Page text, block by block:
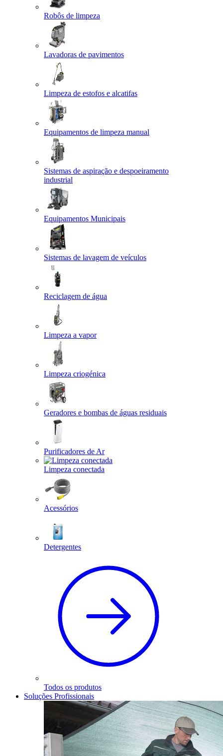
Robôs de limpeza
Lavadoras de pavimentos
Limpeza de estofos e alcatifas
Equipamentos de limpeza manual
Sistemas de aspiração e despoeiramento
industrial
Equipamentos Municipais
Sistemas de lavagem de veículos
Reciclagem de água
Limpeza a vapor
Limpeza criogénica
Geradores e bombas de águas residuais
Purificadores de Ar
Limpeza conectada
Acessórios
Detergentes
Todos os produtos
Soluções Profissionais